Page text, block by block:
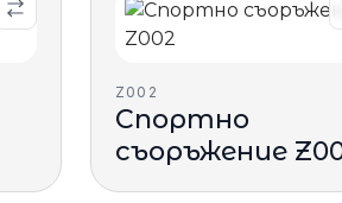
Z002
Спортно
съоръжение